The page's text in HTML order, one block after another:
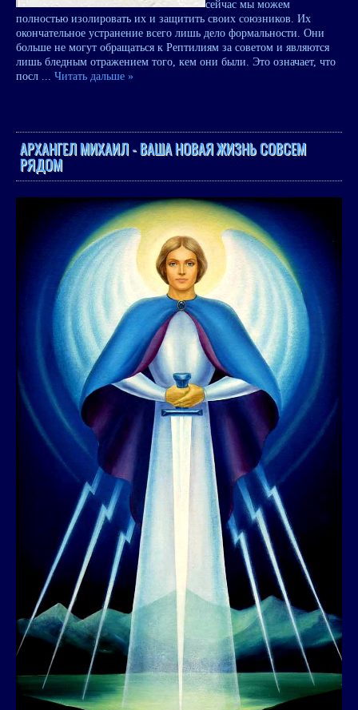
сейчас мы можем
полностью изолировать их и защитить своих союзников. Их
окончательное устранение всего лишь дело формальности. Они
больше не могут обращаться к Рептилиям за советом и являются
лишь бледным отражением того, кем они были. Это означает, что
посл ... Читать дальше »
АРХАНГЕЛ МИХАИЛ - ВАША НОВАЯ ЖИЗНЬ СОВСЕМ
РЯДОМ